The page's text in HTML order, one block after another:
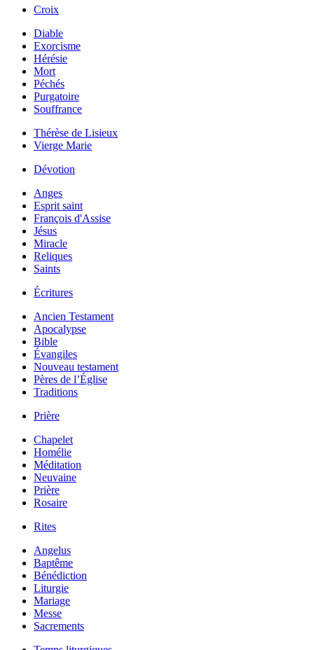
Croix
Diable
Exorcisme
Hérésie
Mort
Péchés
Purgatoire
Souffrance
Thérèse de Lisieux
Vierge Marie
Dévotion
Anges
Esprit saint
François d'Assise
Jésus
Miracle
Reliques
Saints
Écritures
Ancien Testament
Apocalypse
Bible
Évangiles
Nouveau testament
Pères de l’Église
Traditions
Prière
Chapelet
Homélie
Méditation
Neuvaine
Prière
Rosaire
Rites
Angelus
Baptême
Bénédiction
Liturgie
Mariage
Messe
Sacrements